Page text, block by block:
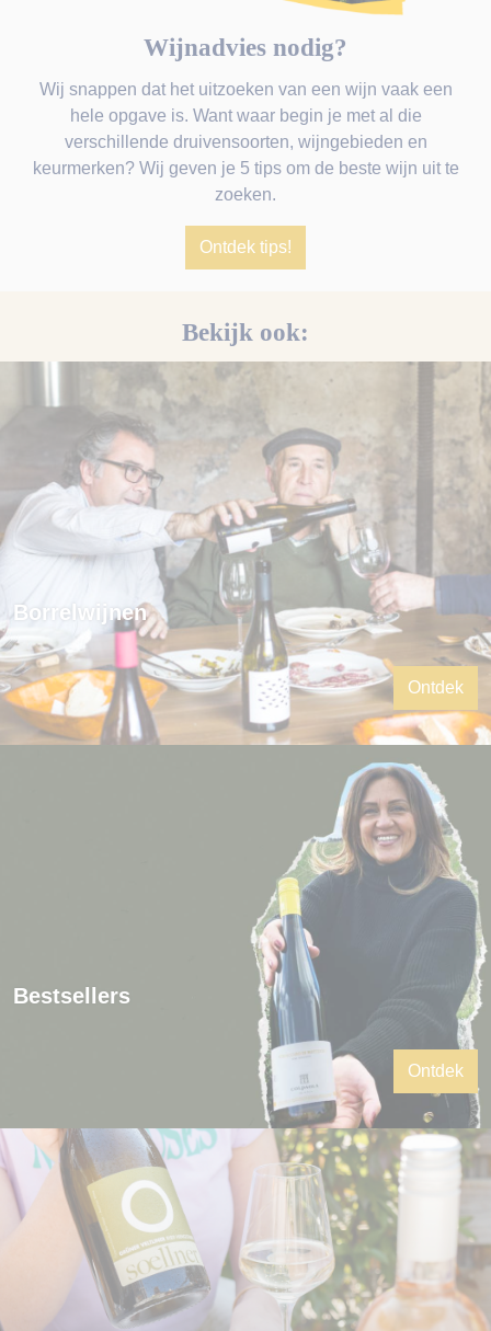
Wijnadvies nodig?
Wij snappen dat het uitzoeken van een wijn vaak een
hele opgave is. Want waar begin je met al die
verschillende druivensoorten, wijngebieden en
keurmerken? Wij geven je 5 tips om de beste wijn uit te
zoeken.
Ontdek tips!
Bekijk ook:
Borrelwijnen
Ontdek
Bestsellers
Ontdek